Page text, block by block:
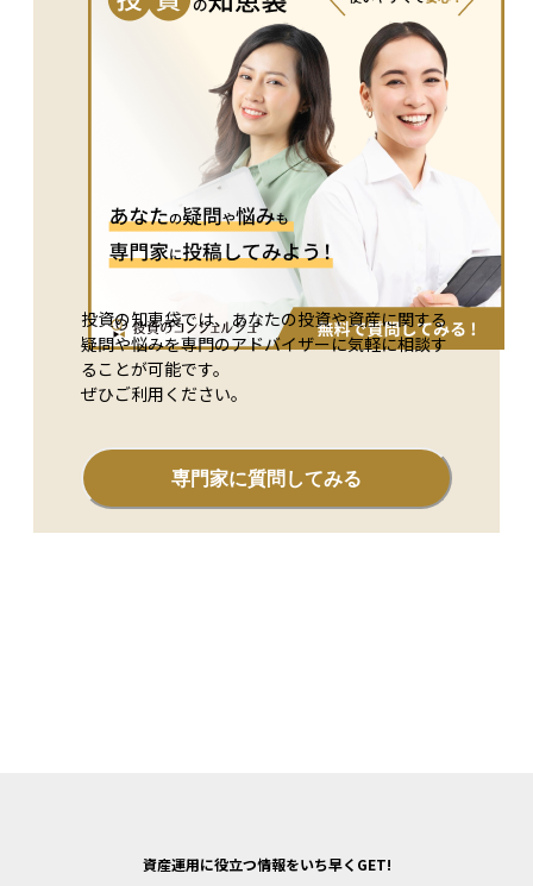
投資の知恵袋では、あなたの投資や資産に関する
疑問や悩みを専門のアドバイザーに気軽に相談す
ることが可能です。
ぜひご利用ください。
専門家に質問してみる
資産運用に役立つ情報をいち早くGET!